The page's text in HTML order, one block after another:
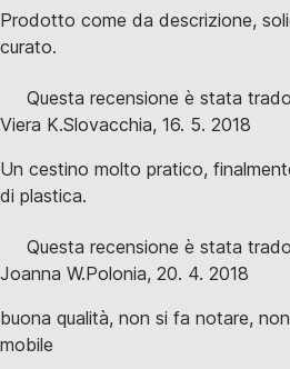
Prodotto come da descrizione,
curato.
Questa recensione è stata
Viera K.Slovacchia, 16. 5. 2018
Un cestino molto pratico,
di plastica.
Questa recensione è stata
Joanna W.Polonia, 20. 4. 2018
buona qualità, non si fa notare,
mobile